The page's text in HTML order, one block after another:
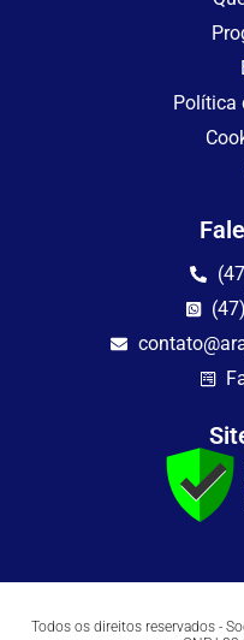
Política
Todos os direitos reservados -